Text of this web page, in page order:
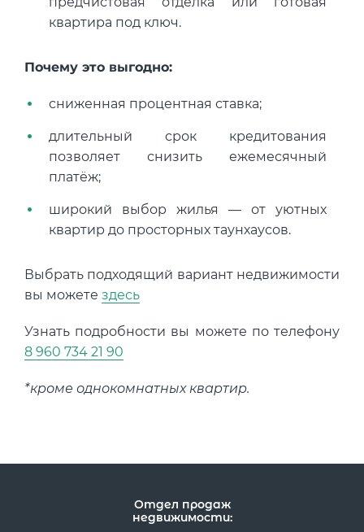
квартира под ключ.
Почему это выгодно:
сниженная процентная ставка;
длительный срок кредитования
позволяет снизить ежемесячный
платёж;
широкий выбор жилья — от уютных
квартир до просторных таунхаусов.
Выбрать подходящий вариант недвижимости
вы можете здесь
Узнать подробности вы можете по телефону
8 960 734 21 90
*кроме однокомнатных квартир.
Отдел продаж
недвижимости: